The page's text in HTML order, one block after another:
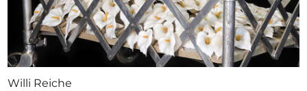
Willi Reiche